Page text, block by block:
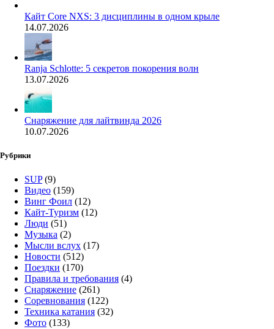
Кайт Core NXS: 3 дисциплины в одном крыле
14.07.2026
Ranja Schlotte: 5 секретов покорения волн
13.07.2026
Снаряжение для лайтвинда 2026
10.07.2026
Рубрики
SUP(9)
Видео (159)
Винг Фоил (12)
Кайт-Туризм (12)
Люди (51)
Музыка (2)
Мысли вслух (17)
Новости (512)
Поездки (170)
Правила и требования (4)
Снаряжение (261)
Соревнования (122)
Техника катания (32)
Фото (133)